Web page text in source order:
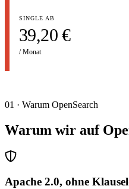
SINGLE AB
39,20 €
/ Monat
ANWENDUNGEN
01 · Warum OpenSearch
Warum wir auf
Apache 2.0, ohne